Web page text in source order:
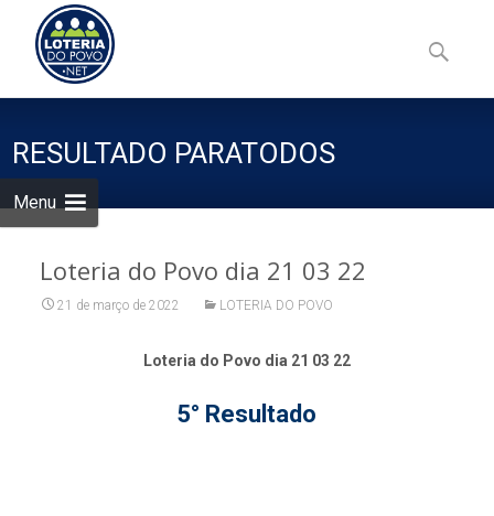
Menu
to
content
por:
RESULTADO PARATODOS
Loteria do Povo dia 21 03 22
21 de março de 2022 LOTERIA DO POVO
Loteria do Povo dia 21 03 22
5° Resultado